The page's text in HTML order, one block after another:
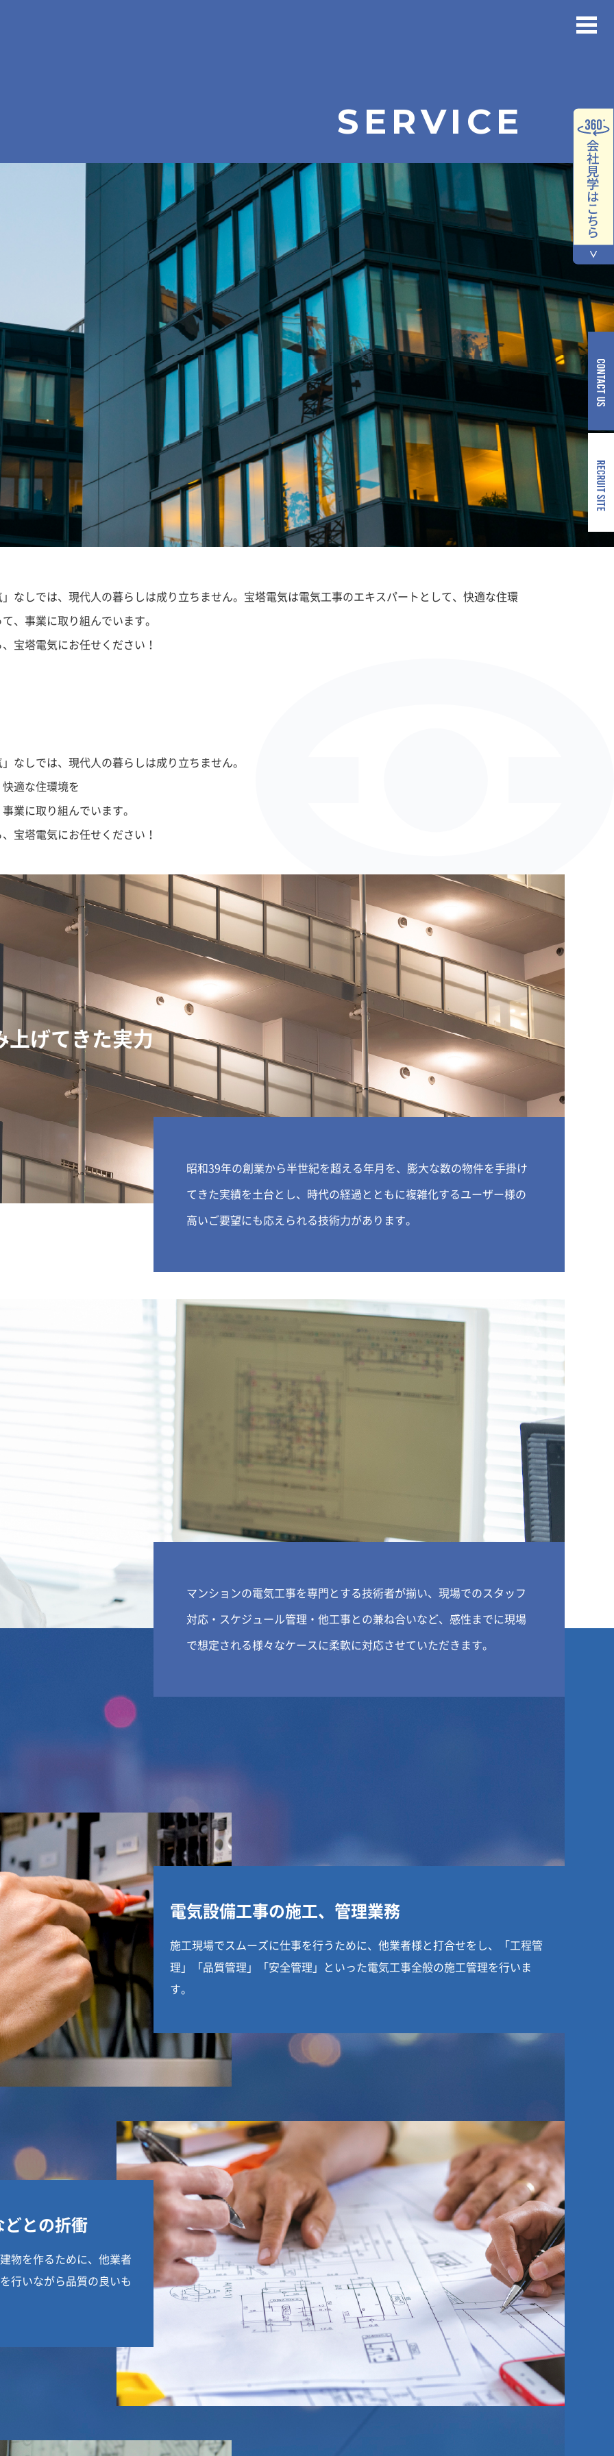
SERVICE
なしでは、現代人の暮らしは成り立ちません。宝塔電気は電気工事のエキスパートとして、快適な住環
、事業に取り組んでいます。
宝塔電気にお任せください！
なしでは、現代人の暮らしは成り立ちません。
適な住環境を
業に取り組んでいます。
宝塔電気にお任せください！
上げてきた実力
昭和39年の創業から半世紀を超える年月を、膨大な数の物件を手掛け
てきた実績を土台とし、時代の経過とともに複雑化するユーザー様の
高いご要望にも応えられる技術力があります。
マンションの電気工事を専門とする技術者が揃い、現場でのスタッフ
対応・スケジュール管理・他工事との兼ね合いなど、感性までに現場
で想定される様々なケースに柔軟に対応させていただきます。
電気設備工事の施工、管理業務
施工現場でスムーズに仕事を行うために、他業者様と打合せをし、「工程管
理」「品質管理」「安全管理」といった電気工事全般の施工管理を行いま
す。
どとの折衝
物を作るために、他業者
行いながら品質の良いも